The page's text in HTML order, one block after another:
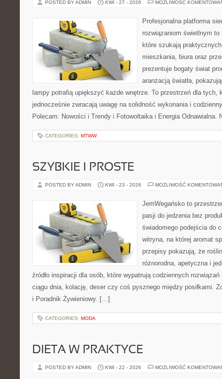
POSTED BY ADMIN KWI - 27 - 2026 MOŻLIWOŚĆ
Profesjonalna platforma
rozwiązaniom świetlnym
które szukają
mieszkania, biura oraz
prezentuje bogaty świat
aranżacją światła,
lampy potrafią upiększyć każde wnętrze. To przestrzeń dla tych,
jednocześnie zwracają uwagę na solidność wykonania i
Polecam: Nowości i Trendy i Fotowoltaika i Energia
CATEGORIES: MTWW
SZYBKIE I PROSTE
POSTED BY ADMIN KWI - 23 - 2026 MOŻLIWOŚĆ
JemWegańsko to
pasji do jedzenia bez
świadomego podejścia do
witryna, na której aromat
przepisy pokazują, że
różnorodna, apetyczna i
źródło inspiracji dla osób, które wypatrują codziennych rozwiązań
ciągu dnia, kolację, deser czy coś pysznego między posiłkami.
i Poradnik Żywieniowy. […]
CATEGORIES: MODA
DIETA W PRAKTYCE
POSTED BY ADMIN KWI - 22 - 2026 MOŻLIWOŚĆ